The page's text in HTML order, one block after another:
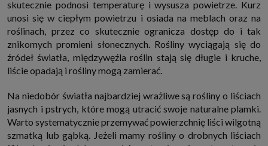
http://www.sagier.pl/
Jeżeli wyrazisz zgodę, o którą wyżej prosimy, administratorami Twoich
danych osobowych będą także nasi Zaufani Partnerzy. Listę Zaufanych
Partnerów możesz sprawdzić w każdym momencie na stronie naszej
polityki prywatności i tam też zmodyfikować lub cofnąć swoje zgody.
Podstawa i cel przetwarzania
Twoje dane przetwarzamy w następujących celach:
1. Jeśli zawieramy z Tobą umowę o realizację danej usługi (np. usługi
zapewniającej Ci możliwość zapoznania się z jednym z naszych serwisów
w oparciu o treść regulaminu tego serwisu), to możemy przetwarzać
Twoje dane w zakresie niezbędnym do realizacji tej umowy.
2. Zapewnianie bezpieczeństwa usługi (np. sprawdzenie, czy do Twojego
konta nie loguje się nieuprawniona osoba), dokonanie pomiarów
skutecznie podnosi temperaturę i wysusza powietrze. Kurz
unosi się w ciepłym powietrzu i osiada na meblach oraz na
roślinach, przez co skutecznie ogranicza dostęp do i tak
znikomych promieni słonecznych. Rośliny wyciągają się do
źródeł światła, międzywęźla roślin stają się długie i kruche,
liście opadają i rośliny mogą zamierać.
Na niedobór światła najbardziej wrażliwe są rośliny o liściach
jasnych i pstrych, które mogą utracić swoje naturalne plamki.
Warto systematycznie przemywać powierzchnię liści wilgotną
szmatką lub gąbką. Jeżeli mamy rośliny o drobnych liściach